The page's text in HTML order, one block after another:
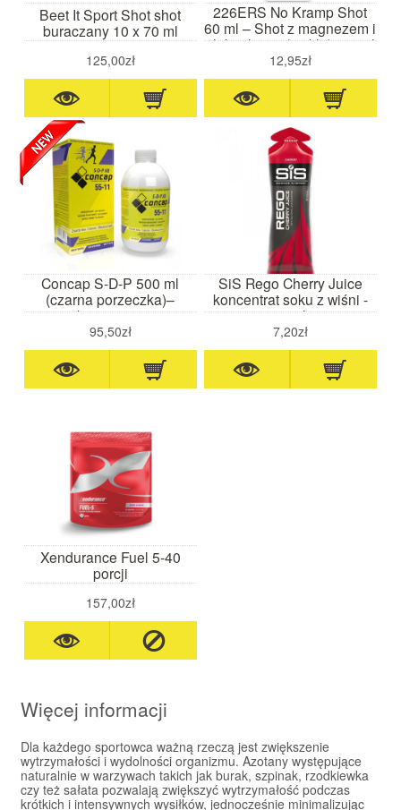
Beet It Sport Shot shot
buraczany 10 x 70 ml
125,00zł
226ERS No Kramp Shot
60 ml – Shot z magnezem i
elektrolitami (pickle) - 60ml
12,95zł
Concap S-D-P 500 ml
(czarna porzeczka)–
koncentrat
przedtreningowy z kofeiną
95,50zł
SiS Rego Cherry Juice
koncentrat soku z wiśni -
30ml
7,20zł
Xendurance Fuel 5-40
porcji
157,00zł
Więcej informacji
Dla każdego sportowca ważną rzeczą jest zwiększenie
wytrzymałości i wydolności organizmu. Azotany występujące
naturalnie w warzywach takich jak burak, szpinak, rzodkiewka
czy też sałata pozwalają zwiększyć wytrzymałość podczas
krótkich i intensywnych wysiłków, jednocześnie minimalizując